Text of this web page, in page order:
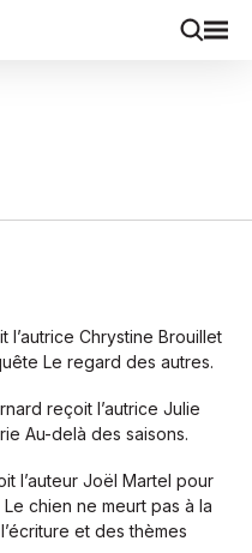
l’autrice Chrystine Brouillet
Le regard des autres.
reçoit l’autrice Julie
Au-delà des saisons.
l’auteur Joël Martel pour
chien ne meurt pas à la
et des thèmes